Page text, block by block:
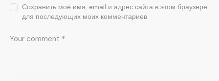
Сохранить моё имя, email и адрес сайта в этом браузере
для последующих моих комментариев.